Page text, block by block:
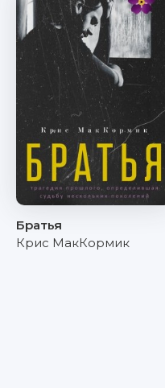
Братья
Крис МакКормик